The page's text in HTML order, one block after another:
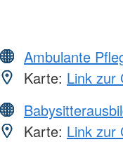
Ambulante
Karte: Link zur
Karte: Link zur